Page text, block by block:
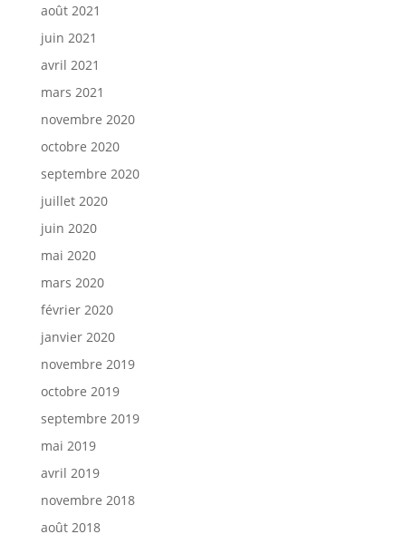
août 2021
juin 2021
avril 2021
mars 2021
novembre 2020
octobre 2020
septembre 2020
juillet 2020
juin 2020
mai 2020
mars 2020
février 2020
janvier 2020
novembre 2019
octobre 2019
septembre 2019
mai 2019
avril 2019
novembre 2018
août 2018